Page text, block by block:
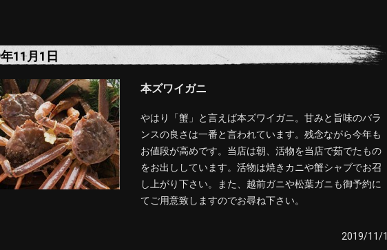
11月1日
本ズワイガニ
やはり「蟹」と言えば本ズワイガニ。甘みと旨味のバラ
ンスの良さは一番と言われています。残念ながら今年も
お値段が高めです。当店は朝、活物を当店で茹でたもの
をお出ししています。活物は焼きカニや蟹シャブでお召
し上がり下さい。また、越前ガニや松葉ガニも御予約に
てご用意致しますのでお尋ね下さい。
2019/11/1